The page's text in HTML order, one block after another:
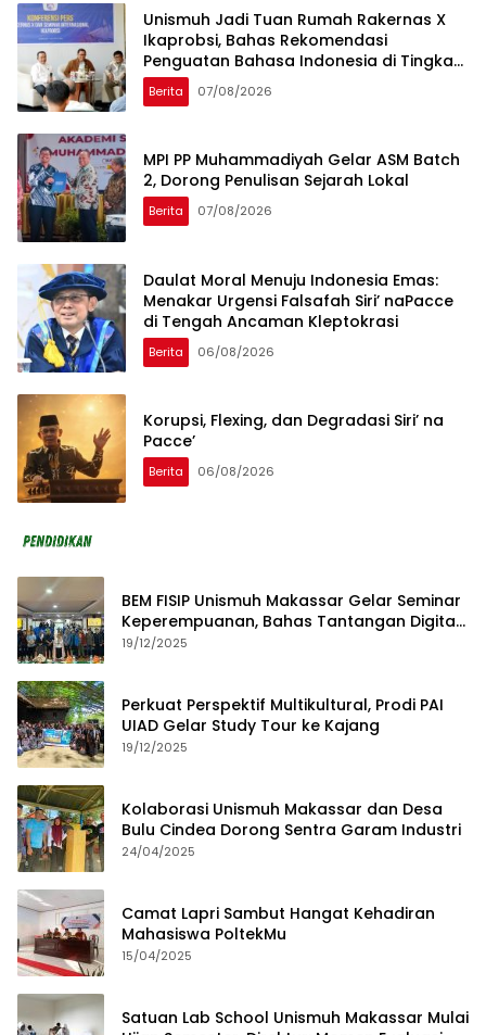
Unismuh Jadi Tuan Rumah Rakernas X
Ikaprobsi, Bahas Rekomendasi
Penguatan Bahasa Indonesia di Tingkat
Global
Berita 07/08/2026
MPI PP Muhammadiyah Gelar ASM Batch
2, Dorong Penulisan Sejarah Lokal
Berita 07/08/2026
Daulat Moral Menuju Indonesia Emas:
Menakar Urgensi Falsafah Siri’ naPacce
di Tengah Ancaman Kleptokrasi
Berita 06/08/2026
Korupsi, Flexing, dan Degradasi Siri’ na
Pacce’
Berita 06/08/2026
BEM FISIP Unismuh Makassar Gelar Seminar
Keperempuanan, Bahas Tantangan Digital
dan Budaya Lokal
19/12/2025
Perkuat Perspektif Multikultural, Prodi PAI
UIAD Gelar Study Tour ke Kajang
19/12/2025
Kolaborasi Unismuh Makassar dan Desa
Bulu Cindea Dorong Sentra Garam Industri
24/04/2025
Camat Lapri Sambut Hangat Kehadiran
Mahasiswa PoltekMu
15/04/2025
Satuan Lab School Unismuh Makassar Mulai